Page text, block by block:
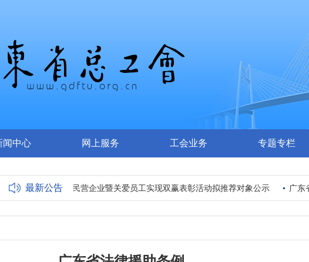
闻中心 网上服务 工会业务 专题专栏
最新公告
社会保障先进民营企业暨关爱员工实现双赢表彰活动拟推荐对象公示 广东省